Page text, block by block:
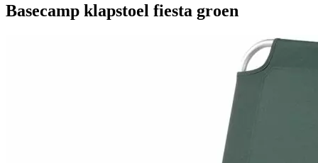
Basecamp klapstoel fiesta groen